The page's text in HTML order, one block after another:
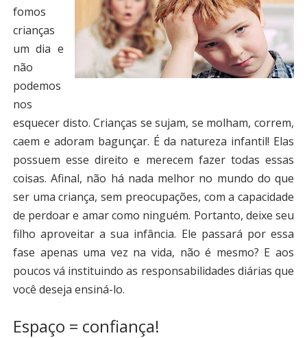
fomos
crianças
um dia e
não
podemos
nos
esquecer disto. Crianças se sujam, se molham, correm,
caem e adoram bagunçar. É da natureza infantil! Elas
possuem esse direito e merecem fazer todas essas
coisas. Afinal, não há nada melhor no mundo do que
ser uma criança, sem preocupações, com a capacidade
de perdoar e amar como ninguém. Portanto, deixe seu
filho aproveitar a sua infância. Ele passará por essa
fase apenas uma vez na vida, não é mesmo? E aos
poucos vá instituindo as responsabilidades diárias que
você deseja ensiná-lo.
Espaço = confiança!